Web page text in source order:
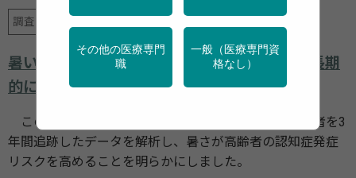
調査・統計
暑い日の増加が高齢者の認知症発症リスクを長期
的に高める可能性
このたび東京科学大学は、日本全国57,178名の高齢者を3
年間追跡したデータを解析し、暑さが高齢者の認知症発症
リスクを高めることを明らかにしました。
その他の医療専門
職
一般（医療専門資
格なし）